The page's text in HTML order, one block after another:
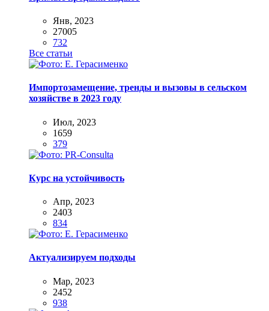
Янв, 2023
27005
732
Все статьи
Импортозамещение, тренды и вызовы в сельском
хозяйстве в 2023 году
Июл, 2023
1659
379
Курс на устойчивость
Апр, 2023
2403
834
Актуализируем подходы
Мар, 2023
2452
938